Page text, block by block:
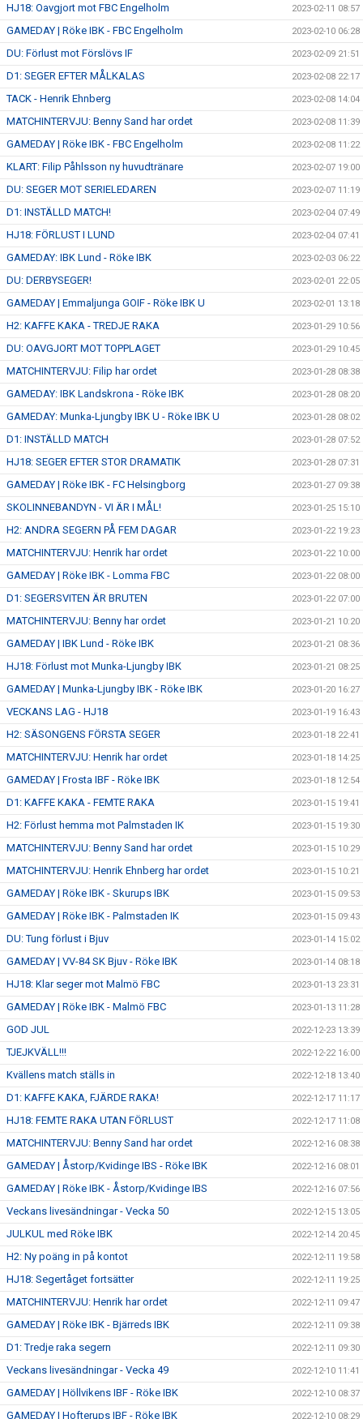
HJ18: Oavgjort mot FBC Engelholm 2023-02-11 08:57
GAMEDAY | Röke IBK - FBC Engelholm 2023-02-10 06:28
DU: Förlust mot Förslövs IF 2023-02-09 21:51
D1: SEGER EFTER MÅLKALAS 2023-02-08 22:17
TACK - Henrik Ehnberg 2023-02-08 14:04
MATCHINTERVJU: Benny Sand har ordet 2023-02-08 11:39
GAMEDAY | Röke IBK - FBC Engelholm 2023-02-08 11:22
KLART: Filip Påhlsson ny huvudtränare 2023-02-07 19:00
DU: SEGER MOT SERIELEDAREN 2023-02-07 11:19
D1: INSTÄLLD MATCH! 2023-02-04 07:49
HJ18: FÖRLUST I LUND 2023-02-04 07:41
GAMEDAY: IBK Lund - Röke IBK 2023-02-03 06:22
DU: DERBYSEGER! 2023-02-01 22:05
GAMEDAY | Emmaljunga GOIF - Röke IBK U 2023-02-01 13:18
H2: KAFFE KAKA - TREDJE RAKA 2023-01-29 10:56
DU: OAVGJORT MOT TOPPLAGET 2023-01-29 10:45
MATCHINTERVJU: Filip har ordet 2023-01-28 08:38
GAMEDAY: IBK Landskrona - Röke IBK 2023-01-28 08:20
GAMEDAY: Munka-Ljungby IBK U - Röke IBK U 2023-01-28 08:02
D1: INSTÄLLD MATCH 2023-01-28 07:52
HJ18: SEGER EFTER STOR DRAMATIK 2023-01-28 07:31
GAMEDAY | Röke IBK - FC Helsingborg 2023-01-27 09:38
SKOLINNEBANDYN - VI ÄR I MÅL! 2023-01-25 15:10
H2: ANDRA SEGERN PÅ FEM DAGAR 2023-01-22 19:23
MATCHINTERVJU: Henrik har ordet 2023-01-22 10:00
GAMEDAY | Röke IBK - Lomma FBC 2023-01-22 08:00
D1: SEGERSVITEN ÄR BRUTEN 2023-01-22 07:00
MATCHINTERVJU: Benny har ordet 2023-01-21 10:20
GAMEDAY | IBK Lund - Röke IBK 2023-01-21 08:36
HJ18: Förlust mot Munka-Ljungby IBK 2023-01-21 08:25
GAMEDAY | Munka-Ljungby IBK - Röke IBK 2023-01-20 16:27
VECKANS LAG - HJ18 2023-01-19 16:43
H2: SÄSONGENS FÖRSTA SEGER 2023-01-18 22:41
MATCHINTERVJU: Henrik har ordet 2023-01-18 14:25
GAMEDAY | Frosta IBF - Röke IBK 2023-01-18 12:54
D1: KAFFE KAKA - FEMTE RAKA 2023-01-15 19:41
H2: Förlust hemma mot Palmstaden IK 2023-01-15 19:30
MATCHINTERVJU: Benny Sand har ordet 2023-01-15 10:29
MATCHINTERVJU: Henrik Ehnberg har ordet 2023-01-15 10:21
GAMEDAY | Röke IBK - Skurups IBK 2023-01-15 09:53
GAMEDAY | Röke IBK - Palmstaden IK 2023-01-15 09:43
DU: Tung förlust i Bjuv 2023-01-14 15:02
GAMEDAY | VV-84 SK Bjuv - Röke IBK 2023-01-14 08:18
HJ18: Klar seger mot Malmö FBC 2023-01-13 23:31
GAMEDAY | Röke IBK - Malmö FBC 2023-01-13 11:28
GOD JUL 2022-12-23 13:39
TJEJKVÄLL!!! 2022-12-22 16:00
Kvällens match ställs in 2022-12-18 13:40
D1: KAFFE KAKA, FJÄRDE RAKA! 2022-12-17 11:17
HJ18: FEMTE RAKA UTAN FÖRLUST 2022-12-17 11:08
MATCHINTERVJU: Benny Sand har ordet 2022-12-16 08:38
GAMEDAY | Åstorp/Kvidinge IBS - Röke IBK 2022-12-16 08:01
GAMEDAY | Röke IBK - Åstorp/Kvidinge IBS 2022-12-16 07:56
Veckans livesändningar - Vecka 50 2022-12-15 13:05
JULKUL med Röke IBK 2022-12-14 20:45
H2: Ny poäng in på kontot 2022-12-11 19:58
HJ18: Segertåget fortsätter 2022-12-11 19:25
MATCHINTERVJU: Henrik har ordet 2022-12-11 09:47
GAMEDAY | Röke IBK - Bjärreds IBK 2022-12-11 09:38
D1: Tredje raka segern 2022-12-11 09:30
Veckans livesändningar - Vecka 49 2022-12-10 11:41
GAMEDAY | Höllvikens IBF - Röke IBK 2022-12-10 08:37
GAMEDAY | Hofterups IBF - Röke IBK 2022-12-10 08:29